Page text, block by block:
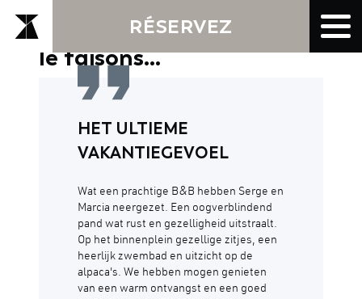
RÉSERVEZ
C'est pour cela que nous
le faisons...
HET ULTIEME
VAKANTIEGEVOEL
Wat een prachtige B&B hebben Serge en
Marcia neergezet. Een oogverblindend
pand wat rust en gezelligheid uitstraalt.
Op het binnenplein gezellige zitjes, een
heerlijk zwembad en uitzicht op de
alpaca's. We hebben mogen genieten
van een warm ontvangst en een goed